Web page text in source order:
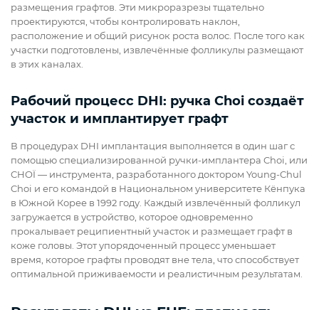
размещения графтов. Эти микроразрезы тщательно
проектируются, чтобы контролировать наклон,
расположение и общий рисунок роста волос. После того как
участки подготовлены, извлечённые фолликулы размещают
в этих каналах.
Рабочий процесс DHI: ручка Choi создаёт
участок и имплантирует графт
В процедурах DHI имплантация выполняется в один шаг с
помощью специализированной ручки-имплантера Choi, или
CHOÏ — инструмента, разработанного доктором Young-Chul
Choi и его командой в Национальном университете Кёнпука
в Южной Корее в 1992 году. Каждый извлечённый фолликул
загружается в устройство, которое одновременно
прокалывает реципиентный участок и размещает графт в
коже головы. Этот упорядоченный процесс уменьшает
время, которое графты проводят вне тела, что способствует
оптимальной приживаемости и реалистичным результатам.